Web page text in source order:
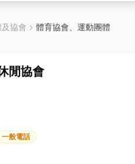
協會 chevron_right 體育協會、運動團體
閒協會
一般電話